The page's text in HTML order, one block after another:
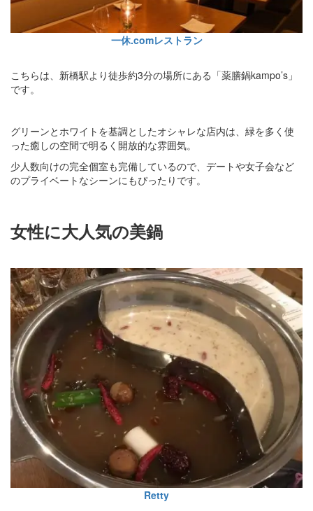
一休.comレストラン
こちらは、新橋駅より徒歩約3分の場所にある「薬膳鍋kampo’s」
です。
グリーンとホワイトを基調としたオシャレな店内は、緑を多く使
った癒しの空間で明るく開放的な雰囲気。
少人数向けの完全個室も完備しているので、デートや女子会など
のプライベートなシーンにもぴったりです。
女性に大人気の美鍋
Retty